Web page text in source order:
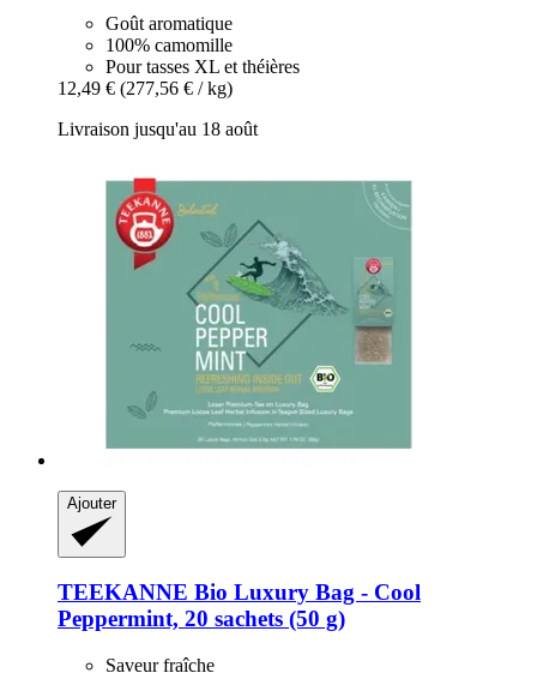
Goût aromatique
100% camomille
Pour tasses XL et théières
12,49 € (277,56 € / kg)
Livraison jusqu'au 18 août
Ajouter
TEEKANNE Bio Luxury Bag -​ Cool
Peppermint, 20 sachets (50 g)
Saveur fraîche